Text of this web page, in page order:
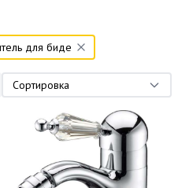
для биде
Сортировка